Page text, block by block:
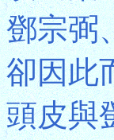
鄧宗弼
卻因此
頭皮與